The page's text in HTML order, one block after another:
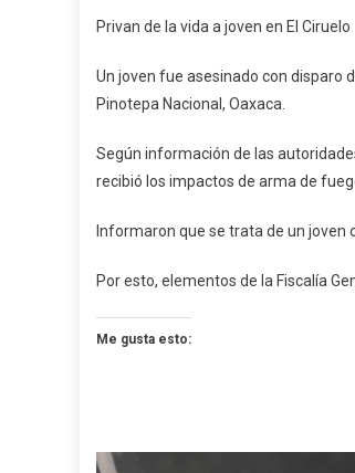
Privan de la vida a joven en El Ciruelo
Un joven fue asesinado con disparo
Pinotepa Nacional, Oaxaca.
Según información de las
recibió los impactos de arma de
Informaron que se trata de un joven
Por esto, elementos de la Fiscalía
Me gusta esto: